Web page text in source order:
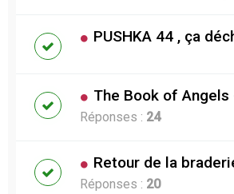
PUSHKA 44 , ça
The Book of Angels
Réponses : 24
Retour de la
Réponses : 20